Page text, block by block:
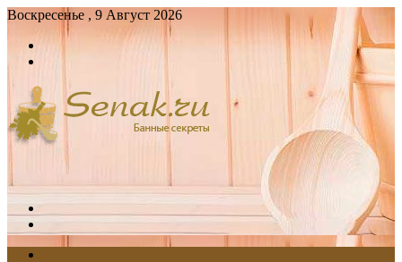
Воскресенье , 9 Август 2026
Войти
skin